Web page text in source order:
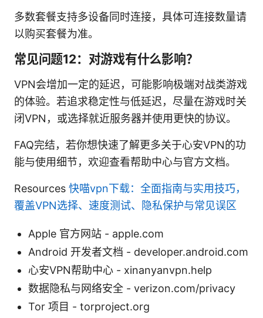
多数套餐支持多设备同时连接，具体可连接数量请
以购买套餐为准。
常见问题12：对游戏有什么影响？
VPN会增加一定的延迟，可能影响极端对战类游戏
的体验。若追求稳定性与低延迟，尽量在游戏时关
闭VPN，或选择就近服务器并使用更快的协议。
FAQ完结，若你想快速了解更多关于心安VPN的功
能与使用细节，欢迎查看帮助中心与官方文档。
Resources 快喵vpn下载：全面指南与实用技巧，
覆盖VPN选择、速度测试、隐私保护与常见误区
Apple 官方网站 - apple.com
Android 开发者文档 - developer.android.com
心安VPN帮助中心 - xinanyanvpn.help
数据隐私与网络安全 - verizon.com/privacy
Tor 项目 - torproject.org